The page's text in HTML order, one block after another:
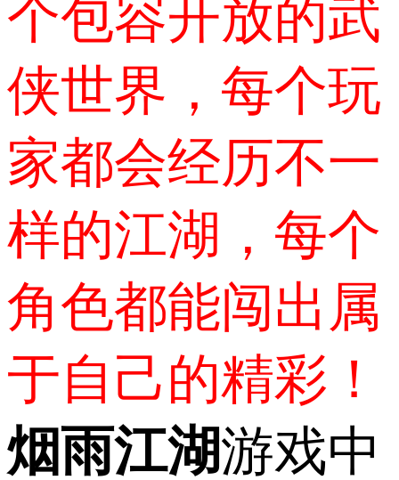
个包容开放的武
侠世界，每个玩
家都会经历不一
样的江湖，每个
角色都能闯出属
于自己的精彩！
烟雨江湖游戏中